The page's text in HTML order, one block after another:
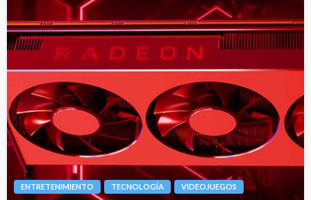
ENTRETENIMIENTO TECNOLOGÍA VIDEOJUEGOS